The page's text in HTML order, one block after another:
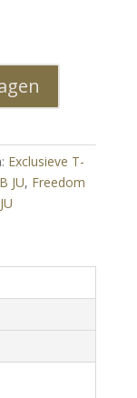
Exclusieve T-
JU, Freedom